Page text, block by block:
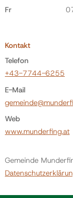
Fr
Kontakt
Telefon
+43-7744-6255
E-Mail
Web
www.munderfing.at
Gemeinde